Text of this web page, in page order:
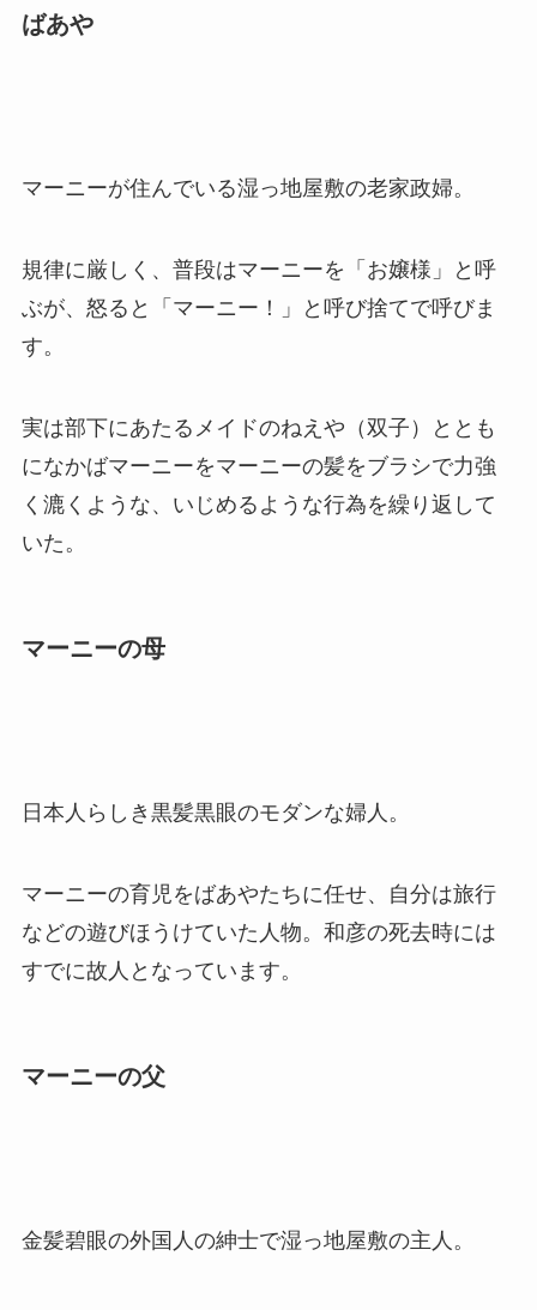
ばあや
マーニーが住んでいる湿っ地屋敷の老家政婦。
規律に厳しく、普段はマーニーを「お嬢様」と呼
ぶが、怒ると「マーニー！」と呼び捨てで呼びま
す。
実は部下にあたるメイドのねえや（双子）ととも
になかばマーニーをマーニーの髪をブラシで力強
く漉くような、いじめるような行為を繰り返して
いた。
マーニーの母
日本人らしき黒髪黒眼のモダンな婦人。
マーニーの育児をばあやたちに任せ、自分は旅行
などの遊びほうけていた人物。和彦の死去時には
すでに故人となっています。
マーニーの父
金髪碧眼の外国人の紳士で湿っ地屋敷の主人。